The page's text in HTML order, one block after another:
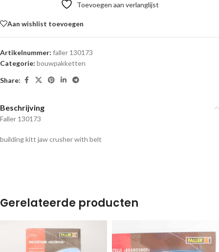
Toevoegen aan verlanglijst
Aan wishlist toevoegen
Artikelnummer: faller 130173
Categorie: bouwpakketten
Share:
Beschrijving
Faller 130173
building kitt jaw crusher with belt
Gerelateerde producten